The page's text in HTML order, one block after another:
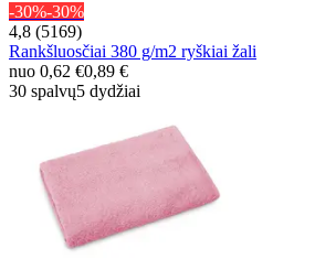
-30%-30%
4,8 (5169)
Rankšluosčiai 380 g/m2 ryškiai žali
nuo 0,62 €0,89 €
30 spalvų5 dydžiai